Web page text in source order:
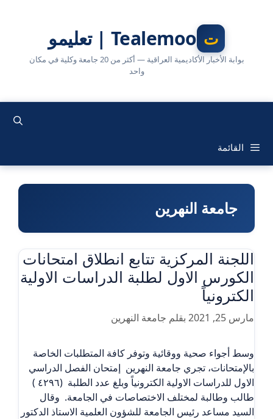
Tealemoo | تعليمو
بوابة الأخبار الأكاديمية العراقية — أكثر من 20 جامعة وكلية في مكان
واحد
القائمة
جامعة النهرين
اللجنة المركزية تتابع انطلاق امتحانات
الكورس الاول لطلبة الدراسات الاولية
الكترونياً
مارس 25, 2021 بقلم جامعة النهرين
وسط أجواء صحية ووقائية وتوفر كافة المتطلبات الخاصة
بالإمتحانات، تجري جامعة النهرين إمتحان الفصل الدراسي
الاول للدراسات الاولية الكترونياً وبلغ عدد الطلبة (٤٢٩٦ )
طالب وطالبة لمختلف الاختصاصات في الجامعة. وقال
السيد مساعد رئيس الجامعة للشؤون العلمية الاستاذ الدكتور